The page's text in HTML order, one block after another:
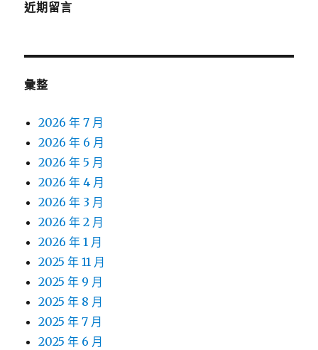
近期留言
彙整
2026 年 7 月
2026 年 6 月
2026 年 5 月
2026 年 4 月
2026 年 3 月
2026 年 2 月
2026 年 1 月
2025 年 11 月
2025 年 9 月
2025 年 8 月
2025 年 7 月
2025 年 6 月